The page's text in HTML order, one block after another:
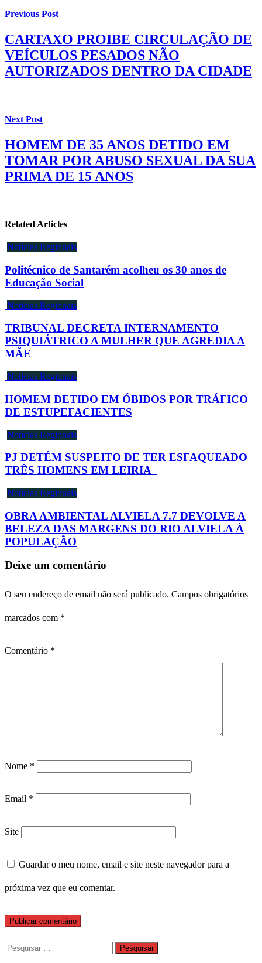
Previous Post
CARTAXO PROIBE CIRCULAÇÃO DE
VEÍCULOS PESADOS NÃO
AUTORIZADOS DENTRO DA CIDADE
Next Post
HOMEM DE 35 ANOS DETIDO EM
TOMAR POR ABUSO SEXUAL DA SUA
PRIMA DE 15 ANOS
Related Articles
Notícias Regionais
Politécnico de Santarém acolheu os 30 anos de
Educação Social
Notícias Regionais
TRIBUNAL DECRETA INTERNAMENTO
PSIQUIÁTRICO A MULHER QUE AGREDIA A
MÃE
Notícias Regionais
HOMEM DETIDO EM ÓBIDOS POR TRÁFICO
DE ESTUPEFACIENTES
Notícias Regionais
PJ DETÉM SUSPEITO DE TER ESFAQUEADO
TRÊS HOMENS EM LEIRIA
Notícias Regionais
OBRA AMBIENTAL ALVIELA 7.7 DEVOLVE A
BELEZA DAS MARGENS DO RIO ALVIELA À
POPULAÇÃO
Deixe um comentário
O seu endereço de email não será publicado. Campos obrigatórios
marcados com *
Comentário *
Nome *
Email *
Site
Guardar o meu nome, email e site neste navegador para a
próxima vez que eu comentar.
Pesquisar
por: